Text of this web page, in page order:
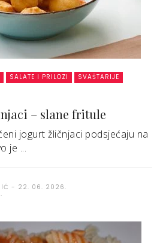
SALATE I PRILOZI
SVAŠTARIJE
– slane fritule
jogurt žličnjaci podsjećaju na
je ...
22. 06. 2026.